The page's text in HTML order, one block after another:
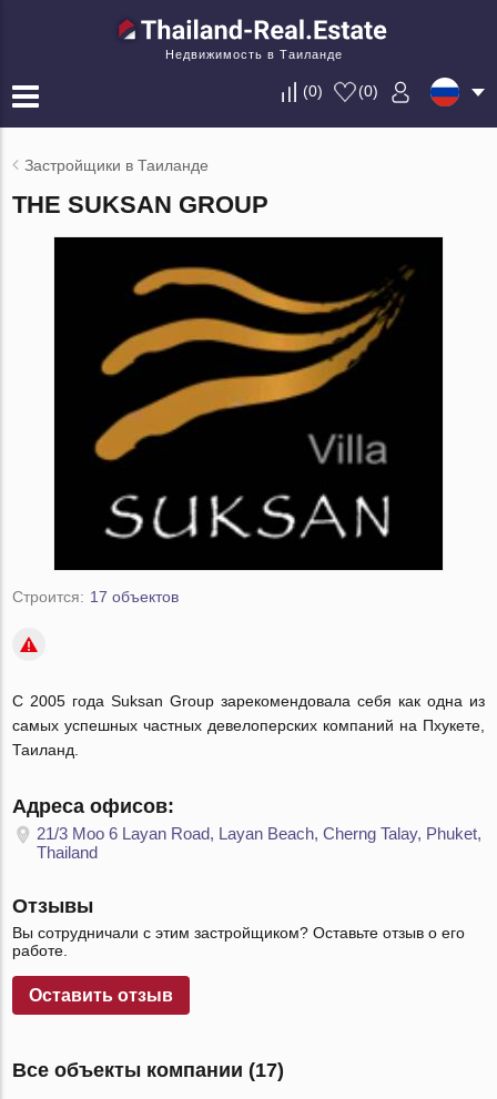
Недвижимость в Таиланде
(0) (0)
Застройщики в Таиланде
THE SUKSAN GROUP
Строится: 17 объектов
С 2005 года Suksan Group зарекомендовала себя как одна из
самых успешных частных девелоперских компаний на Пхукете,
Таиланд.
Адреса офисов:
21/3 Moo 6 Layan Road, Layan Beach, Cherng Talay, Phuket,
Thailand
Отзывы
Вы сотрудничали с этим застройщиком? Оставьте отзыв о его
работе.
Оставить отзыв
Все объекты компании (17)